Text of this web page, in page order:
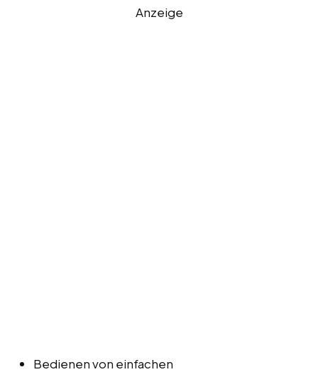
Anzeige
Bedienen von einfachen